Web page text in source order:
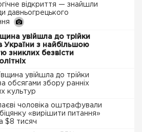
відкриття — знайшли
давньогрецького
увійшла до трійки
України з найбільшою
зниклих безвісти
увійшла до трійки
обсягами збору ранніх
культур
чоловіка оштрафували
«вирішити питання»
$8 тисяч